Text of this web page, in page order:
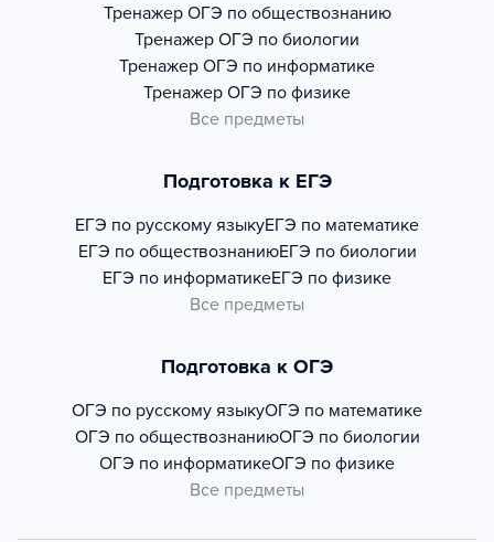
Тренажер ОГЭ по обществознанию
Тренажер ОГЭ по биологии
Тренажер ОГЭ по информатике
Тренажер ОГЭ по физике
Все предметы
Подготовка к ЕГЭ
ЕГЭ по русскому языкуЕГЭ по математике
ЕГЭ по обществознаниюЕГЭ по биологии
ЕГЭ по информатикеЕГЭ по физике
Все предметы
Подготовка к ОГЭ
ОГЭ по русскому языкуОГЭ по математике
ОГЭ по обществознаниюОГЭ по биологии
ОГЭ по информатикеОГЭ по физике
Все предметы